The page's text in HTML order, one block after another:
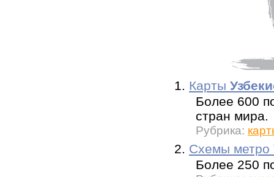
1. Карты
Более 600
стран мира.
Рубрика:
2. Схемы метро
Более 250